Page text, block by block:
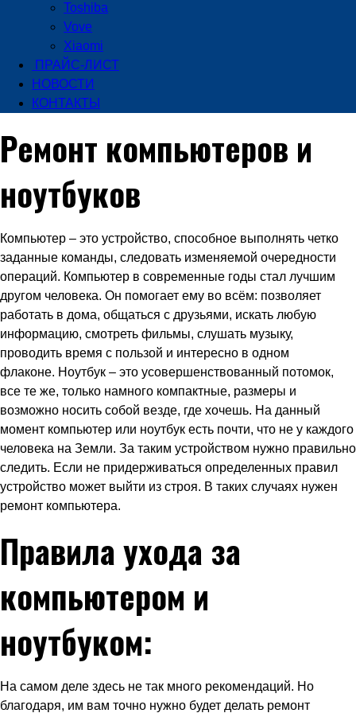
Toshiba
Vove
Xiaomi
ПРАЙС-ЛИСТ
НОВОСТИ
КОНТАКТЫ
Ремонт компьютеров и
ноутбуков
Компьютер – это устройство, способное выполнять четко
заданные команды, следовать изменяемой очередности
операций. Компьютер в современные годы стал лучшим
другом человека. Он помогает ему во всём: позволяет
работать в дома, общаться с друзьями, искать любую
информацию, смотреть фильмы, слушать музыку,
проводить время с пользой и интересно в одном
флаконе. Ноутбук – это усовершенствованный потомок,
все те же, только намного компактные, размеры и
возможно носить собой везде, где хочешь. На данный
момент компьютер или ноутбук есть почти, что не у каждого
человека на Земли. За таким устройством нужно правильно
следить. Если не придерживаться определенных правил
устройство может выйти из строя. В таких случаях нужен
ремонт компьютера.
Правила ухода за
компьютером и
ноутбуком:
На самом деле здесь не так много рекомендаций. Но
благодаря, им вам точно нужно будет делать ремонт